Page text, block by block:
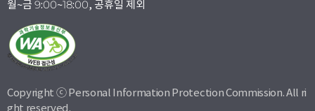
월~금 9:00~18:00, 공휴일 제외
Copyright ⓒ Personal Information Protection Commission. All ri
ght reserved.